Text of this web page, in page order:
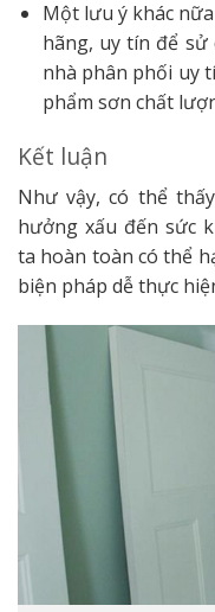
Một lưu ý khác
hãng, uy tín để sử
nhà phân phối uy
phẩm sơn chất
Kết luận
Như vậy, có thể
hưởng xấu đến sức
ta hoàn toàn có thể
biện pháp dễ thực